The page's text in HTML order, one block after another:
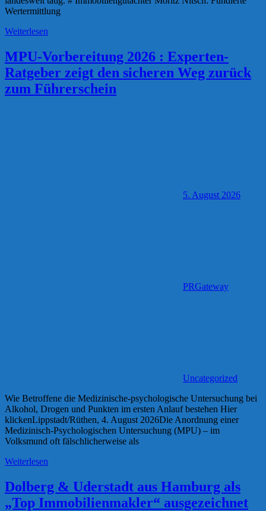
Wertermittlung
Weiterlesen
MPU-Vorbereitung 2026 : Experten-
Ratgeber zeigt den sicheren Weg zurück
zum Führerschein
5. August 2026
PRGateway
Uncategorized
Wie Betroffene die Medizinische-psychologische Untersuchung bei
Alkohol, Drogen und Punkten im ersten Anlauf bestehen Hier
klickenLippstadt/Rüthen, 4. August 2026Die Anordnung einer
Medizinisch-Psychologischen Untersuchung (MPU) – im
Volksmund oft fälschlicherweise als
Weiterlesen
Dolberg & Uderstadt aus Hamburg als
„Top Immobilienmakler“ ausgezeichnet